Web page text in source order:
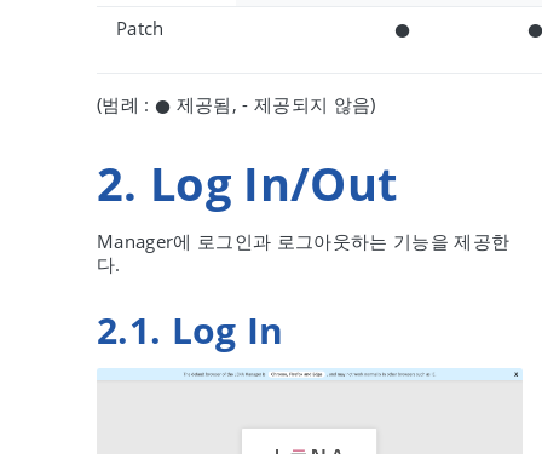
Patch ●
(범례 : ● 제공됨, - 제공되지 않음)
2. Log In/Out
Manager에 로그인과 로그아웃하는 기능을 제공한
다.
2.1. Log In